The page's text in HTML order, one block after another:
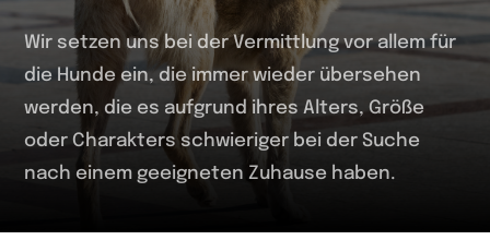
Wir setzen uns bei der Vermittlung vor allem für
die Hunde ein, die immer wieder übersehen
werden, die es aufgrund ihres Alters, Größe
oder Charakters schwieriger bei der Suche
nach einem geeigneten Zuhause haben.